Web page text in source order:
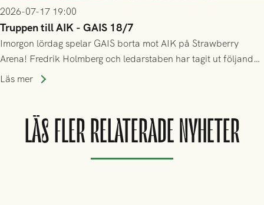
2026-07-17 19:00
Truppen till AIK - GAIS 18/7
Imorgon lördag spelar GAIS borta mot AIK på Strawberry
Arena! Fredrik Holmberg och ledarstaben har tagit ut följande
trupp till matchen:
Läs mer
LÄS FLER RELATERADE NYHETER